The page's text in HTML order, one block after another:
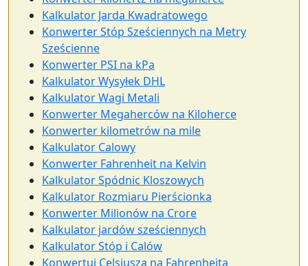
Kalkulator Jarda Kwadratowego
Konwerter Stóp Sześciennych na Metry
Sześcienne
Konwerter PSI na kPa
Kalkulator Wysyłek DHL
Kalkulator Wagi Metali
Konwerter Megaherców na Kiloherce
Konwerter kilometrów na mile
Kalkulator Calowy
Konwerter Fahrenheit na Kelvin
Kalkulator Spódnic Kloszowych
Kalkulator Rozmiaru Pierścionka
Konwerter Milionów na Crore
Kalkulator jardów sześciennych
Kalkulator Stóp i Calów
Konwertuj Celsjusza na Fahrenheita